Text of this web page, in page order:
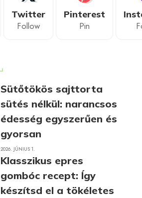
Twitter
Follow
Pinterest
Pin
Sütőtökös sajttorta
sütés nélkül: narancsos
édesség egyszerűen és
gyorsan
2026. JÚNIUS 1.
Klasszikus epres
gombóc recept: Így
készítsd el a tökéletes